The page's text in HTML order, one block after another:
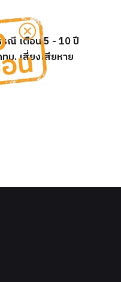
ณี เตือน 5 - 10 ปี
ม. เสี่ยงเสียหาย